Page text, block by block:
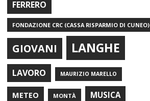
FERRERO
FONDAZIONE CRC (CASSA RISPARMIO DI CUNEO)
GIOVANI LANGHE
LAVORO MAURIZIO MARELLO
METEO MONTÀ MUSICA